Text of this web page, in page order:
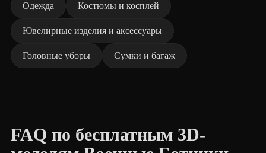
Одежда Костюмы и косплей
Ювелирные изделия и аксессуары
Головные уборы Сумки и багаж
FAQ по бесплатным 3D-